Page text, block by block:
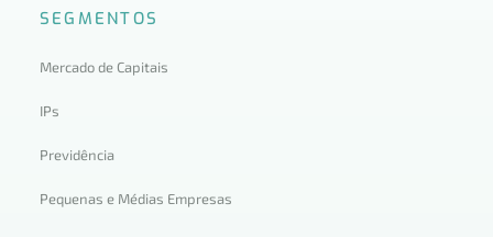
SEGMENTOS
Mercado de Capitais
IPs
Previdência
Pequenas e Médias Empresas